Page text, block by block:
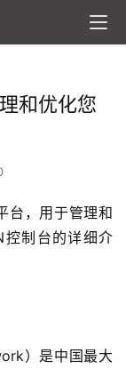
和优化您
台，用于管理和
控制台的详细介
）是中国最大